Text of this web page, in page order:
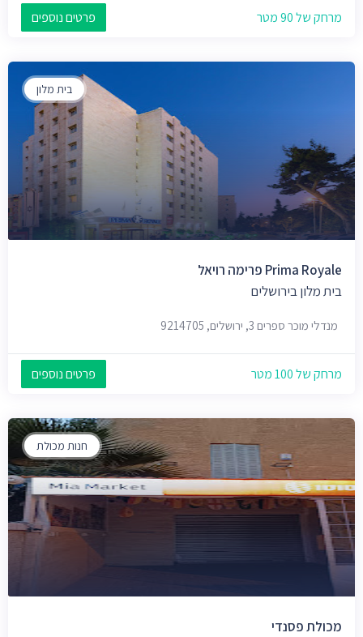
מרחק של 90 מטר פרטים נוספים
בית מלון
Prima Royale פרימה רויאל
בית מלון בירושלים
מנדלי מוכר ספרים 3, ירושלים, 9214705
מרחק של 100 מטר פרטים נוספים
חנות מכולת
מכולת פסנדי